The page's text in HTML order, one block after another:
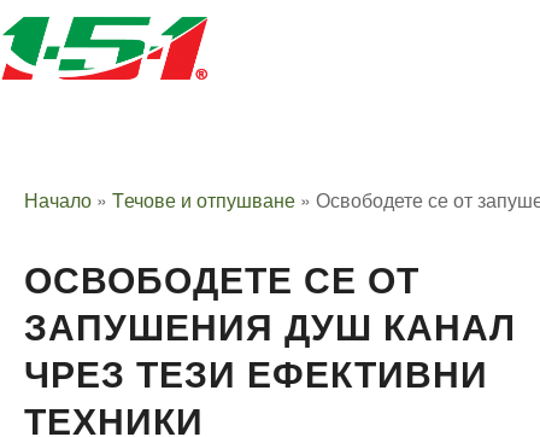
Начало » Tечове и отпушване » Освободете се от
ОСВОБОДЕТЕ СЕ ОТ
ЗАПУШЕНИЯ ДУШ КАНАЛ
ЧРЕЗ ТЕЗИ ЕФЕКТИВНИ
ТЕХНИКИ